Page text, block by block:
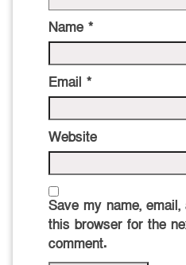
Name *
Email *
Website
Save my name,
this browser for the
comment.